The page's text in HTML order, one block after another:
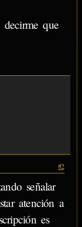
que
#2
señalar
atención a
es